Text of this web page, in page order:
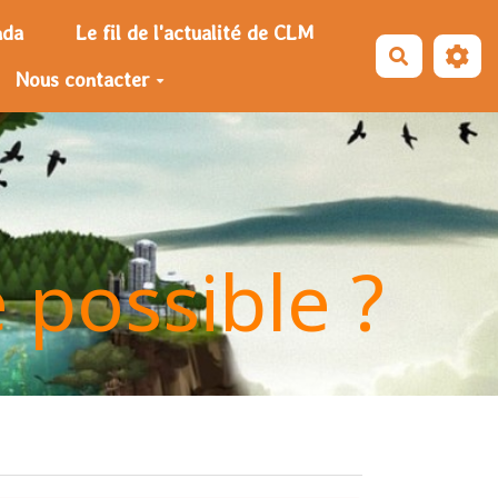
Le fil de l'actualité de CLM
Nous contacter
possible ?